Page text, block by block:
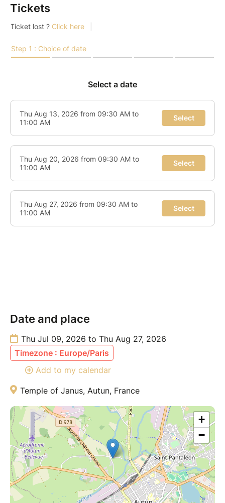
Tickets
Date and place
Thu Jul 09, 2026 to Thu Aug 27, 2026
Timezone : Europe/Paris
Add to my calendar
Temple of Janus, Autun, France
+
−